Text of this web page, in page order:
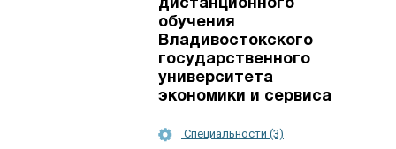
дистанционного
обучения
Владивостокского
государственного
университета
экономики и сервиса
Специальности (3)